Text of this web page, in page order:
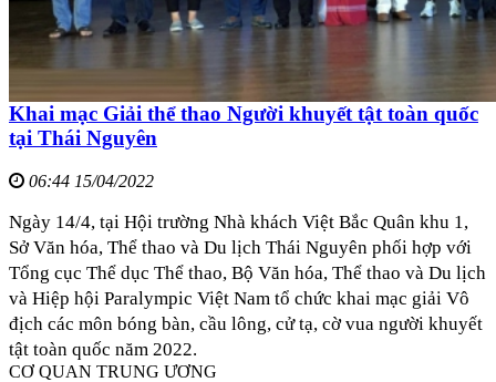
Khai mạc Giải thể thao Người khuyết tật toàn quốc
tại Thái Nguyên
06:44 15/04/2022
Ngày 14/4, tại Hội trường Nhà khách Việt Bắc Quân khu 1,
Sở Văn hóa, Thể thao và Du lịch Thái Nguyên phối hợp với
Tổng cục Thể dục Thể thao, Bộ Văn hóa, Thể thao và Du lịch
và Hiệp hội Paralympic Việt Nam tổ chức khai mạc giải Vô
địch các môn bóng bàn, cầu lông, cử tạ, cờ vua người khuyết
tật toàn quốc năm 2022.
CƠ QUAN TRUNG ƯƠNG